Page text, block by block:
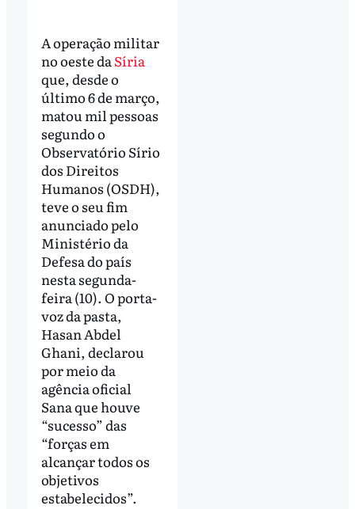
A operação militar
no oeste daSíria
que, desde o
último 6 de março,
matou mil pessoas
segundo o
Observatório Sírio
dos Direitos
Humanos (OSDH),
teve o seu fim
anunciado pelo
Ministério da
Defesa do país
nesta segunda-
feira (10). O porta-
voz da pasta,
Hasan Abdel
Ghani, declarou
por meio da
agência oficial
Sana que houve
“sucesso” das
“forças em
alcançar todos os
objetivos
estabelecidos”.